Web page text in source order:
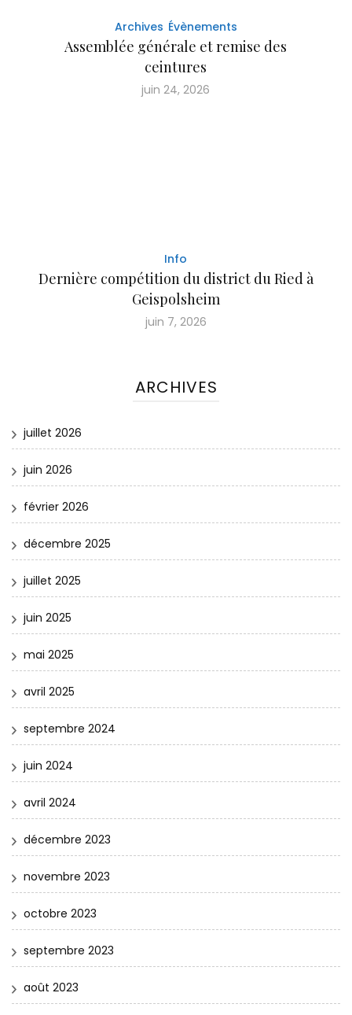
Archives Évènements
Assemblée générale et remise des
ceintures
juin 24, 2026
Info
Dernière compétition du district du Ried à
Geispolsheim
juin 7, 2026
ARCHIVES
juillet 2026
juin 2026
février 2026
décembre 2025
juillet 2025
juin 2025
mai 2025
avril 2025
septembre 2024
juin 2024
avril 2024
décembre 2023
novembre 2023
octobre 2023
septembre 2023
août 2023